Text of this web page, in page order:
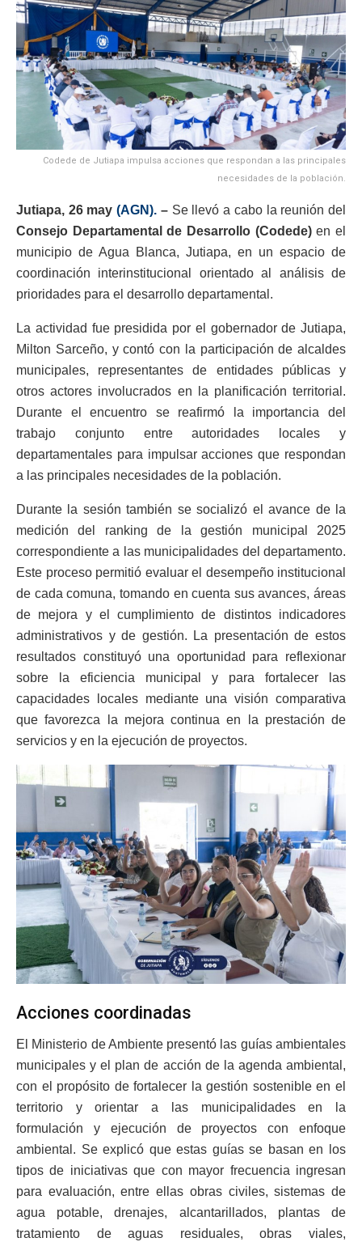
Codede de Jutiapa impulsa acciones que respondan a las principales
necesidades de la población.
Jutiapa, 26 may(AGN). –Se llevó a cabo la reunión del
Consejo Departamental de Desarrollo (Codede)en el
municipio de Agua Blanca, Jutiapa, en un espacio de
coordinación interinstitucional orientado al análisis de
prioridades para el desarrollo departamental.
La actividad fue presidida por el gobernador de Jutiapa,
Milton Sarceño, y contó con la participación de alcaldes
municipales, representantes de entidades públicas y
otros actores involucrados en la planificación territorial.
Durante el encuentro se reafirmó la importancia del
trabajo conjunto entre autoridades locales y
departamentales para impulsar acciones que respondan
a las principales necesidades de la población.
Durante la sesión también se socializó el avance de la
medición del ranking de la gestión municipal 2025
correspondiente a las municipalidades del departamento.
Este proceso permitió evaluar el desempeño institucional
de cada comuna, tomando en cuenta sus avances, áreas
de mejora y el cumplimiento de distintos indicadores
administrativos y de gestión. La presentación de estos
resultados constituyó una oportunidad para reflexionar
sobre la eficiencia municipal y para fortalecer las
capacidades locales mediante una visión comparativa
que favorezca la mejora continua en la prestación de
servicios y en la ejecución de proyectos.
Acciones coordinadas
El Ministerio de Ambiente presentó las guías ambientales
municipales y el plan de acción de la agenda ambiental,
con el propósito de fortalecer la gestión sostenible en el
territorio y orientar a las municipalidades en la
formulación y ejecución de proyectos con enfoque
ambiental. Se explicó que estas guías se basan en los
tipos de iniciativas que con mayor frecuencia ingresan
para evaluación, entre ellas obras civiles, sistemas de
agua potable, drenajes, alcantarillados, plantas de
tratamiento de aguas residuales, obras viales,